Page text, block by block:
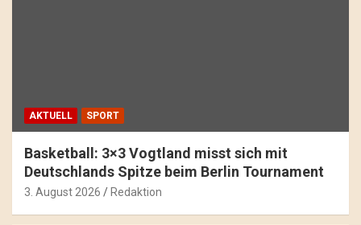
AKTUELL SPORT
Basketball: 3×3 Vogtland misst sich mit
Deutschlands Spitze beim Berlin Tournament
3. August 2026 Redaktion